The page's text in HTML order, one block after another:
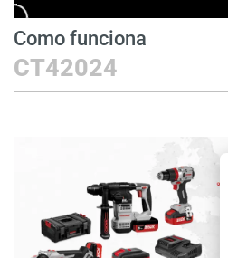
Como funciona
CT42024